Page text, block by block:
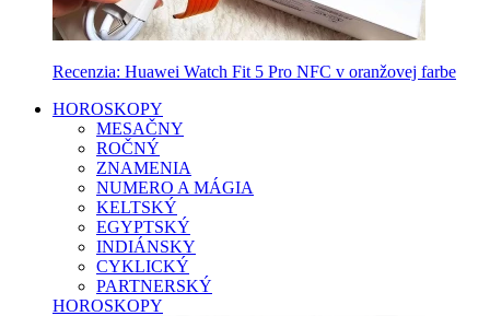
Recenzia: Huawei Watch Fit 5 Pro NFC v oranžovej farbe
HOROSKOPY
MESAČNY
ROČNÝ
ZNAMENIA
NUMERO A MÁGIA
KELTSKÝ
EGYPTSKÝ
INDIÁNSKY
CYKLICKÝ
PARTNERSKÝ
HOROSKOPY